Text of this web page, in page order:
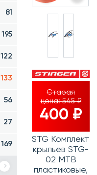
81
195
122
133
56
27
169
Старая
цена:545 ₽
400 ₽
STG Комплект
крыльев STG-
02 MTB
пластиковые,